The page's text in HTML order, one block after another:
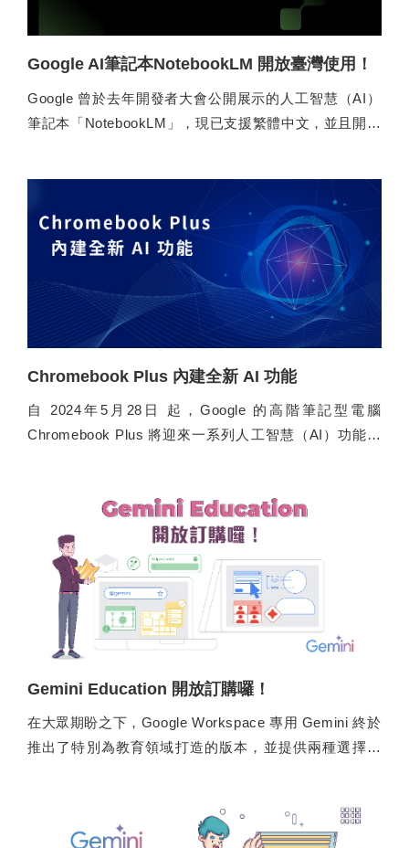
Google AI筆記本NotebookLM 開放臺灣使用！
Google 曾於去年開發者大會公開展示的人工智慧（AI）
筆記本「NotebookLM」，現已支援繁體中文，並且開放
Chromebook Plus 內建全新 AI 功能
自 2024年5月28日 起，Google 的高階筆記型電腦
Chromebook Plus 將迎來一系列人工智慧（AI）功能，
「幫我寫（Help me write）」功能，現在就讓我們一項
項來瞭解這些功能吧。
Gemini Education 開放訂購囉！
在大眾期盼之下，Google Workspace 專用 Gemini 終於
推出了特別為教育領域打造的版本，並提供兩種選擇方
Workspace for Education 的教育機構訂購！